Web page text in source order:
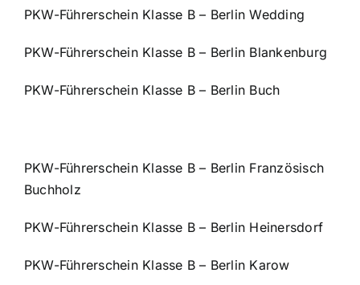
PKW-Führerschein Klasse B – Berlin Wedding
PKW-Führerschein Klasse B – Berlin Blankenburg
PKW-Führerschein Klasse B – Berlin Buch
PKW-Führerschein Klasse B – Berlin Französisch
Buchholz
PKW-Führerschein Klasse B – Berlin Heinersdorf
PKW-Führerschein Klasse B – Berlin Karow